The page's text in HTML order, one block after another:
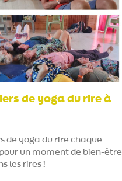
de yoga du rire à
de yoga du rire chaque
un moment de bien-être
les rires !